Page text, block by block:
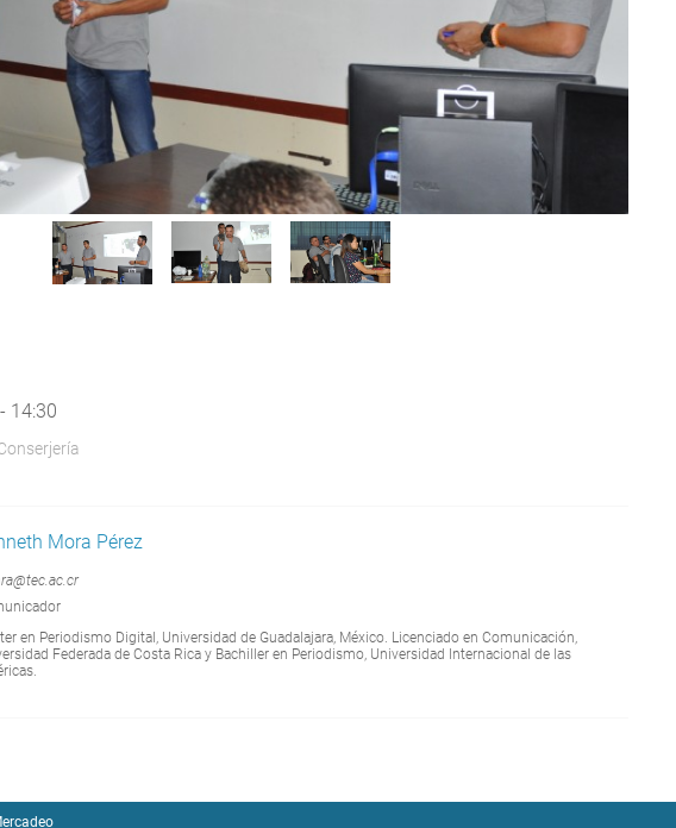
14:30
Mora Pérez
en Periodismo Digital, Universidad de Guadalajara, México. Licenciado en Comunicación,
Federada de Costa Rica y Bachiller en Periodismo, Universidad Internacional de las